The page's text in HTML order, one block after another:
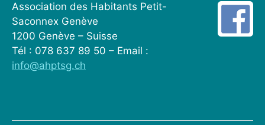
Association des Habitants Petit-
Saconnex Genève
1200 Genève – Suisse
Tél : 078 637 89 50 – Email :
info@ahptsg.ch